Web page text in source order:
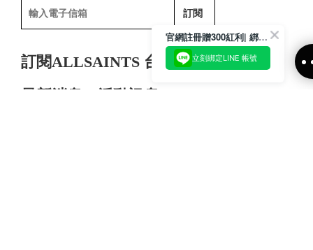
訂閱
訂閱ALLSAINTS 台灣
最新消息、活動訊息
官網註冊贈300紅利| 綁定LINE再領取專屬優惠
立刻綁定LINE 帳號